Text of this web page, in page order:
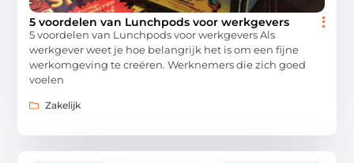
5 voordelen van Lunchpods voor werkgevers
5 voordelen van Lunchpods voor werkgevers Als
werkgever weet je hoe belangrijk het is om een fijne
werkomgeving te creëren. Werknemers die zich goed
voelen
Zakelijk